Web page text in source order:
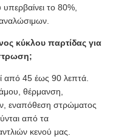
το 80%,
κύκλου παρτίδας για
από 45 έως 90 λεπτά.
θέρμανση,
εναπόθεση στρώματος
από τα
κενού μας.